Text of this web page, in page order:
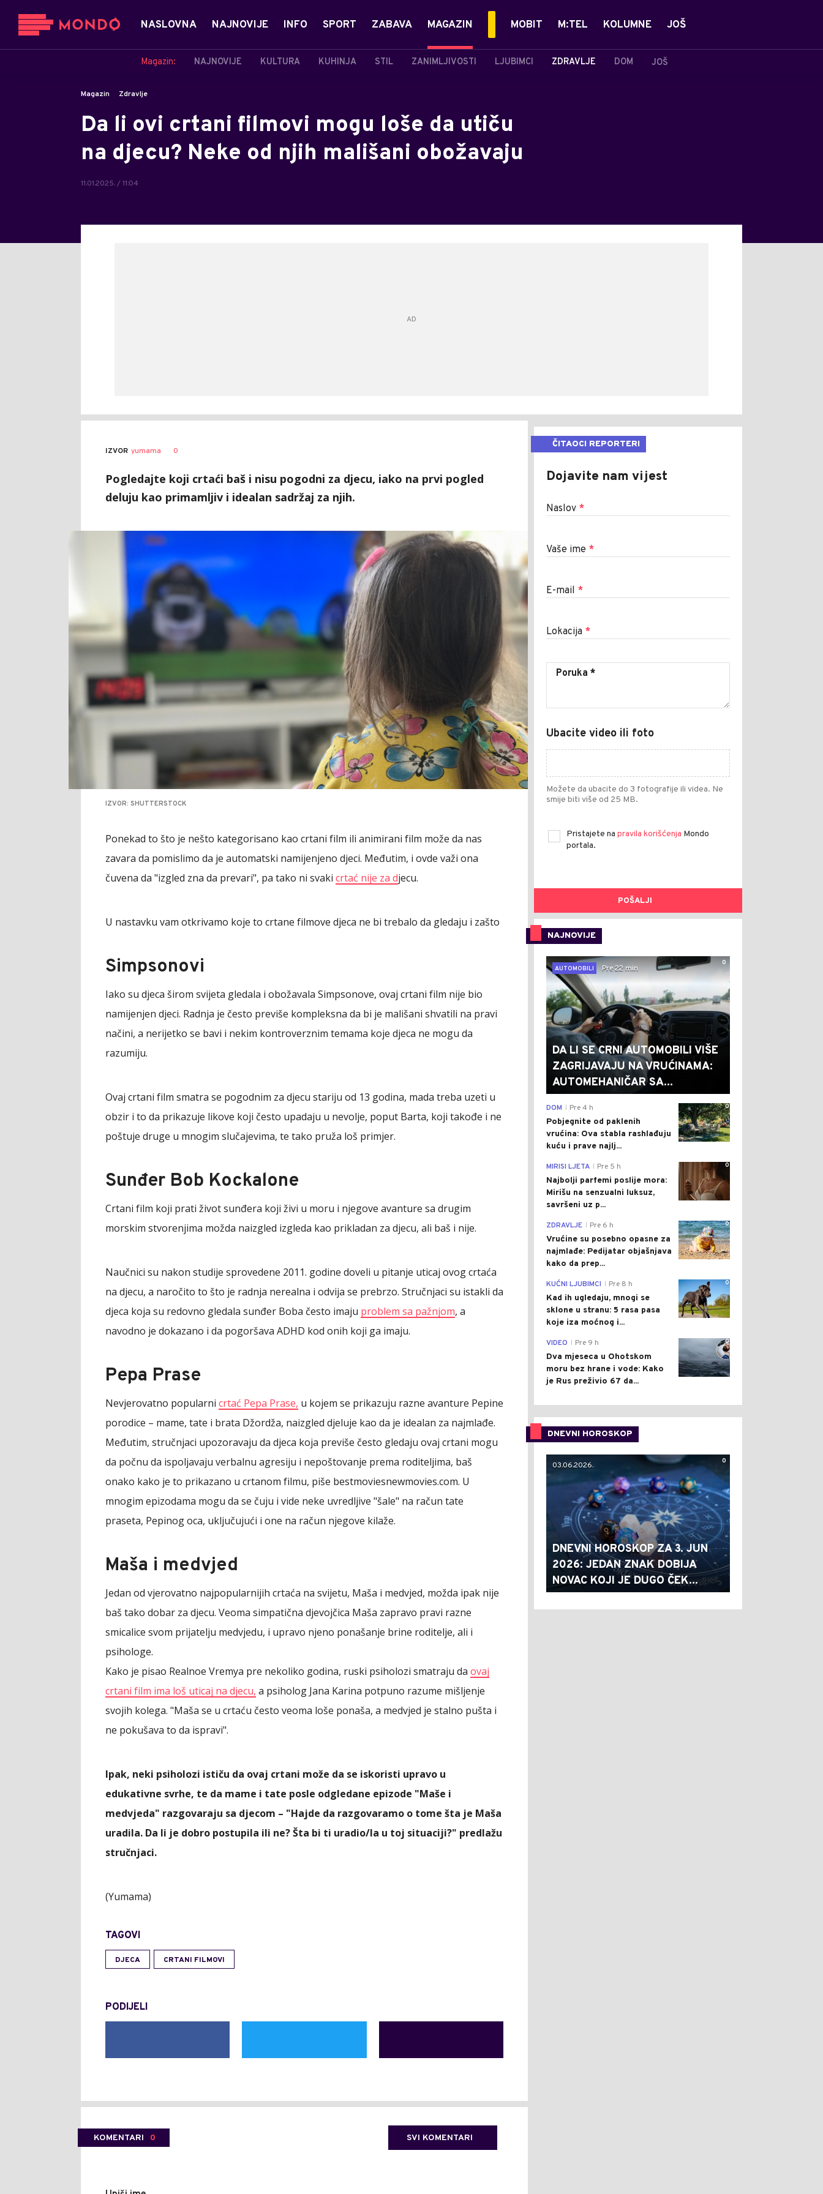
NASLOVNA NAJNOVIJE INFO SPORT ZABAVA MAGAZIN
Magazin: NAJNOVIJE KULTURA KUHINJA STIL ZANIMLJIVOSTI LJUBIMCI ZDRAVLJE DOM JOŠ
MOBIT M:TEL KOLUMNE JOŠ
Magazin Zdravlje
Da li ovi crtani filmovi mogu loše da utiču
na djecu? Neke od njih mališani obožavaju
11.01.2025. / 11:04
IZVOR yumama 0
Pogledajte koji crtaći baš i nisu pogodni za djecu, iako na prvi pogled
deluju kao primamljiv i idealan sadržaj za njih.
IZVOR: SHUTTERSTOCK
Ponekad to što je nešto kategorisano kao crtani film ili animirani film može da nas
zavara da pomislimo da je automatski namijenjeno djeci. Međutim, i ovde važi ona
čuvena da "izgled zna da prevari", pa tako ni svaki crtać nije za djecu.
U nastavku vam otkrivamo koje to crtane filmove djeca ne bi trebalo da gledaju i zašto
Simpsonovi
Iako su djeca širom svijeta gledala i obožavala Simpsonove, ovaj crtani film nije bio
namijenjen djeci. Radnja je često previše kompleksna da bi je mališani shvatili na pravi
načini, a nerijetko se bavi i nekim kontroverznim temama koje djeca ne mogu da
razumiju.
Ovaj crtani film smatra se pogodnim za djecu stariju od 13 godina, mada treba uzeti u
obzir i to da prikazuje likove koji često upadaju u nevolje, poput Barta, koji takođe i ne
poštuje druge u mnogim slučajevima, te tako pruža loš primjer.
Sunđer Bob Kockalone
Crtani film koji prati život sunđera koji živi u moru i njegove avanture sa drugim
morskim stvorenjima možda naizgled izgleda kao prikladan za djecu, ali baš i nije.
Naučnici su nakon studije sprovedene 2011. godine doveli u pitanje uticaj ovog crtaća
na djecu, a naročito to što je radnja nerealna i odvija se prebrzo. Stručnjaci su istakli da
djeca koja su redovno gledala sunđer Boba često imaju problem sa pažnjom, a
navodno je dokazano i da pogoršava ADHD kod onih koji ga imaju.
Pepa Prase
Nevjerovatno popularni crtać Pepa Prase, u kojem se prikazuju razne avanture Pepine
porodice – mame, tate i brata Džordža, naizgled djeluje kao da je idealan za najmlađe.
Međutim, stručnjaci upozoravaju da djeca koja previše često gledaju ovaj crtani mogu
da počnu da ispoljavaju verbalnu agresiju i nepoštovanje prema roditeljima, baš
onako kako je to prikazano u crtanom filmu, piše bestmoviesnewmovies.com. U
mnogim epizodama mogu da se čuju i vide neke uvredljive "šale" na račun tate
praseta, Pepinog oca, uključujući i one na račun njegove kilaže.
Maša i medvjed
Jedan od vjerovatno najpopularnijih crtaća na svijetu, Maša i medvjed, možda ipak nije
baš tako dobar za djecu. Veoma simpatična djevojčica Maša zapravo pravi razne
smicalice svom prijatelju medvjedu, i upravo njeno ponašanje brine roditelje, ali i
psihologe.
Kako je pisao Realnoe Vremya pre nekoliko godina, ruski psiholozi smatraju da ovaj
crtani film ima loš uticaj na djecu, a psiholog Jana Karina potpuno razume mišljenje
svojih kolega. "Maša se u crtaću često veoma loše ponaša, a medvjed je stalno pušta i
ne pokušava to da ispravi".
Ipak, neki psiholozi ističu da ovaj crtani može da se iskoristi upravo u
edukativne svrhe, te da mame i tate posle odgledane epizode "Maše i
medvjeda" razgovaraju sa djecom – "Hajde da razgovaramo o tome šta je Maša
uradila. Da li je dobro postupila ili ne? Šta bi ti uradio/la u toj situaciji?" predlažu
stručnjaci.
(Yumama)
TAGOVI
DJECA CRTANI FILMOVI
PODIJELI
KOMENTARI 0 SVI KOMENTARI
ČITAOCI REPORTERI
Dojavite nam vijest
Naslov *
Vaše ime *
E-mail *
Lokacija *
Ubacite video ili foto
Možete da ubacite do 3 fotografije ili videa. Ne
smije biti više od 25 MB.
Pristajete na pravila korišćenja Mondo
portala.
POŠALJI
NAJNOVIJE
0
AUTOMOBILI
Pre 22 min
DA LI SE CRNI AUTOMOBILI VIŠE
ZAGRIJAVAJU NA VRUĆINAMA:
AUTOMEHANIČAR SA...
0
DOM Pre 4 h
Pobjegnite od paklenih
vrućina: Ova stabla rashlađuju
kuću i prave najlj...
0
MIRISI LJETA Pre 5 h
Najbolji parfemi poslije mora:
Mirišu na senzualni luksuz,
savršeni uz p...
0
ZDRAVLJE Pre 6 h
Vrućine su posebno opasne za
najmlađe: Pedijatar objašnjava
kako da prep...
0
KUĆNI LJUBIMCI Pre 8 h
Kad ih ugledaju, mnogi se
sklone u stranu: 5 rasa pasa
koje iza moćnog i...
0
VIDEO Pre 9 h
Dva mjeseca u Ohotskom
moru bez hrane i vode: Kako
je Rus preživio 67 da...
DNEVNI HOROSKOP
0
03.06.2026.
DNEVNI HOROSKOP ZA 3. JUN
2026: JEDAN ZNAK DOBIJA
NOVAC KOJI JE DUGO ČEK...